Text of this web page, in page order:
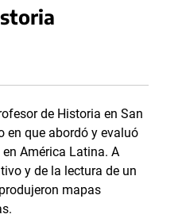
de Historia en San
en que abordó y evaluó
América Latina. A
y de la lectura de un
mapas